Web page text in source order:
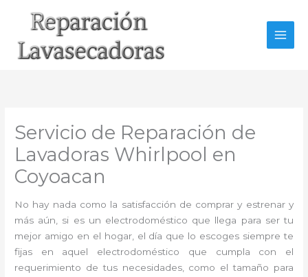
Servicio de Reparación de
Lavadoras Whirlpool en
Coyoacan
No hay nada como la satisfacción de comprar y estrenar y
más aún, si es un electrodoméstico que llega para ser tu
mejor amigo en el hogar, el día que lo escoges siempre te
fijas en aquel electrodoméstico que cumpla con el
requerimiento de tus necesidades, como el tamaño para